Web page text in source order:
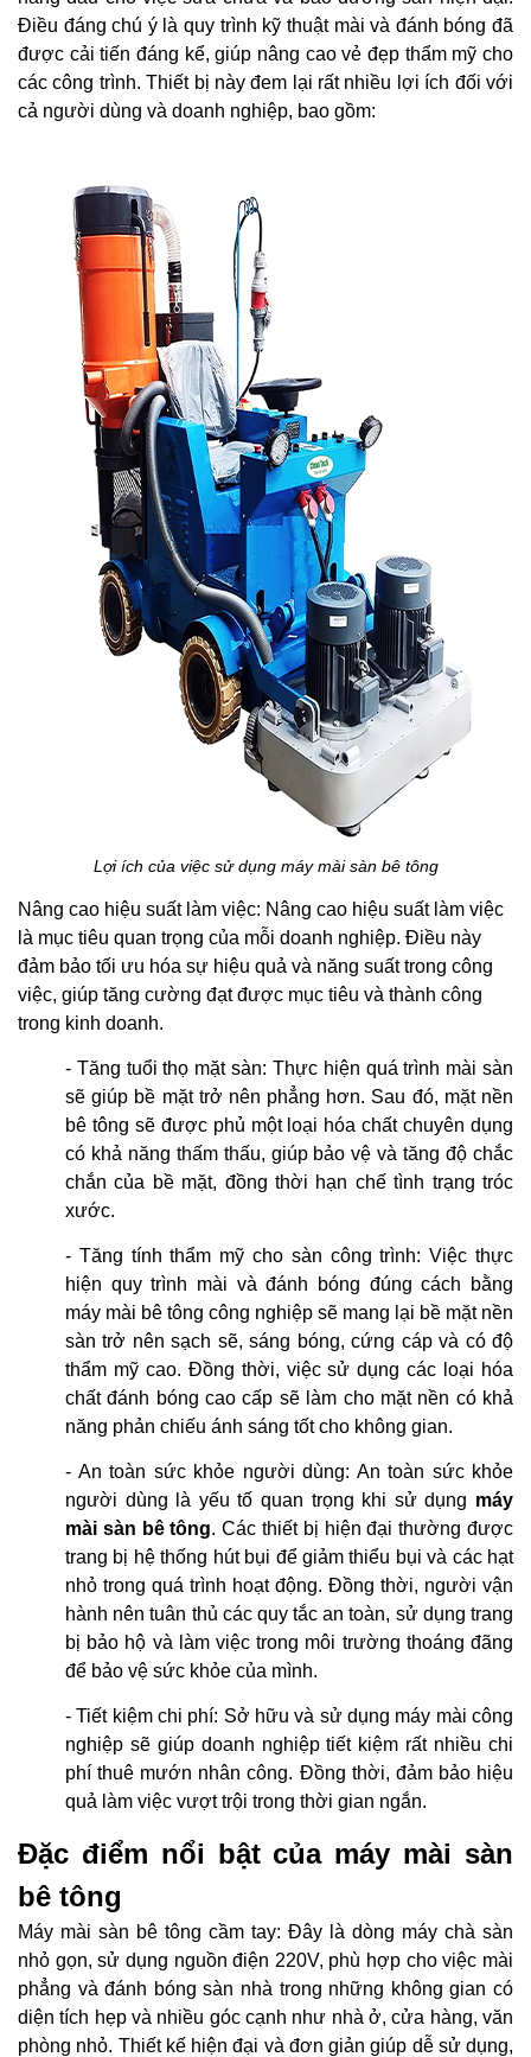
Điều đáng chú ý là quy trình kỹ thuật mài và đánh bóng đã
được cải tiến đáng kể, giúp nâng cao vẻ đẹp thẩm mỹ cho
các công trình. Thiết bị này đem lại rất nhiều lợi ích đối với
cả người dùng và doanh nghiệp, bao gồm:
Lợi ích của việc sử dụng máy mài sàn bê tông
Nâng cao hiệu suất làm việc: Nâng cao hiệu suất làm việc
là mục tiêu quan trọng của mỗi doanh nghiệp. Điều này
đảm bảo tối ưu hóa sự hiệu quả và năng suất trong công
việc, giúp tăng cường đạt được mục tiêu và thành công
trong kinh doanh.
- Tăng tuổi thọ mặt sàn: Thực hiện quá trình mài sàn
sẽ giúp bề mặt trở nên phẳng hơn. Sau đó, mặt nền
bê tông sẽ được phủ một loại hóa chất chuyên dụng
có khả năng thấm thấu, giúp bảo vệ và tăng độ chắc
chắn của bề mặt, đồng thời hạn chế tình trạng tróc
xước.
- Tăng tính thẩm mỹ cho sàn công trình: Việc thực
hiện quy trình mài và đánh bóng đúng cách bằng
máy mài bê tông công nghiệp sẽ mang lại bề mặt nền
sàn trở nên sạch sẽ, sáng bóng, cứng cáp và có độ
thẩm mỹ cao. Đồng thời, việc sử dụng các loại hóa
chất đánh bóng cao cấp sẽ làm cho mặt nền có khả
năng phản chiếu ánh sáng tốt cho không gian.
- An toàn sức khỏe người dùng: An toàn sức khỏe
người dùng là yếu tố quan trọng khi sử dụng máy
mài sàn bê tông. Các thiết bị hiện đại thường được
trang bị hệ thống hút bụi để giảm thiểu bụi và các hạt
nhỏ trong quá trình hoạt động. Đồng thời, người vận
hành nên tuân thủ các quy tắc an toàn, sử dụng trang
bị bảo hộ và làm việc trong môi trường thoáng đãng
để bảo vệ sức khỏe của mình.
- Tiết kiệm chi phí: Sở hữu và sử dụng máy mài công
nghiệp sẽ giúp doanh nghiệp tiết kiệm rất nhiều chi
phí thuê mướn nhân công. Đồng thời, đảm bảo hiệu
quả làm việc vượt trội trong thời gian ngắn.
Đặc điểm nổi bật của máy mài sàn
bê tông
Máy mài sàn bê tông cầm tay: Đây là dòng máy chà sàn
nhỏ gọn, sử dụng nguồn điện 220V, phù hợp cho việc mài
phẳng và đánh bóng sàn nhà trong những không gian có
diện tích hẹp và nhiều góc cạnh như nhà ở, cửa hàng, văn
phòng nhỏ. Thiết kế hiện đại và đơn giản giúp dễ sử dụng,